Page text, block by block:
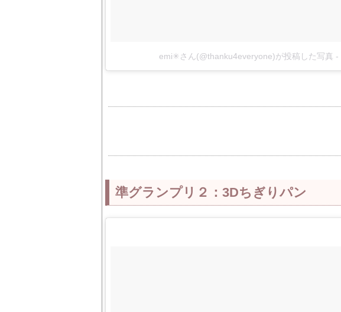
emi✳︎さん(@thanku4everyone)が投稿した写真 -
準グランプリ２：3Dちぎりパン